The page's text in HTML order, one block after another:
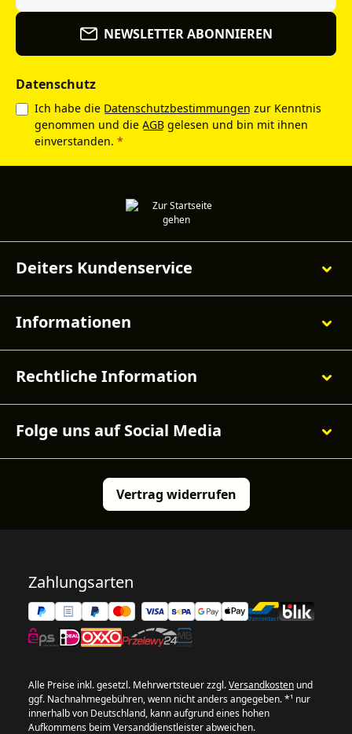
NEWSLETTER ABONNIEREN
Datenschutz
Ich habe die Datenschutzbestimmungen zur Kenntnis
genommen und die AGB gelesen und bin mit ihnen
einverstanden. *
Deiters Kundenservice
Informationen
Rechtliche Information
Folge uns auf Social Media
Vertrag widerrufen
Zahlungsarten
Alle Preise inkl. gesetzl. Mehrwertsteuer zzgl.Versandkosten und
ggf. Nachnahmegebühren, wenn nicht anders angegeben. *¹ nur
innerhalb von Deutschland, kann aufgrund eines hohen
Aufkommens beim Versanddienstleister abweichen.